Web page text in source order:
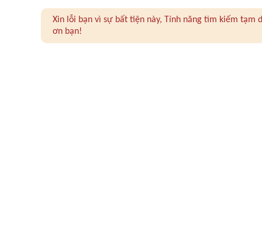
Xin lỗi bạn vì sự bất tiện này, Tính năng tìm kiếm
ơn bạn!